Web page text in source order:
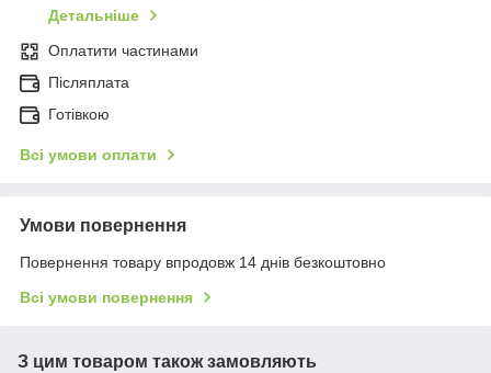
Детальніше
Оплатити частинами
Післяплата
Готівкою
Всі умови оплати
Умови повернення
Повернення товару впродовж 14 днів безкоштовно
Всі умови повернення
З цим товаром також замовляють